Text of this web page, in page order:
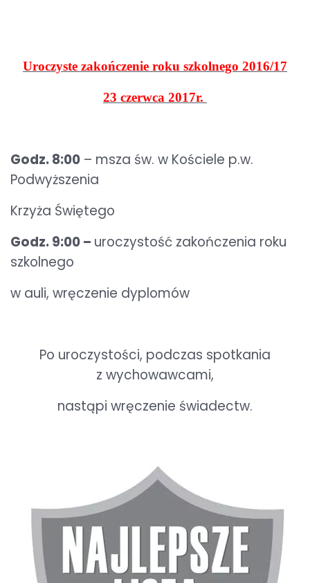
Uroczyste zakończenie roku szkolnego 2016/17
23 czerwca 2017r.
Godz. 8:00 – msza św. w Kościele p.w.
Podwyższenia
Krzyża Świętego
Godz. 9:00– uroczystość zakończenia roku
szkolnego
w auli, wręczenie dyplomów
Po uroczystości, podczas spotkania
z wychowawcami,
nastąpi wręczenie świadectw.